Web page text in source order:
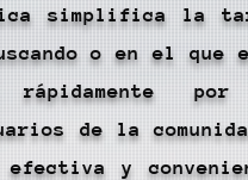
simplifica la
o en el que
rápidamente
de la
y